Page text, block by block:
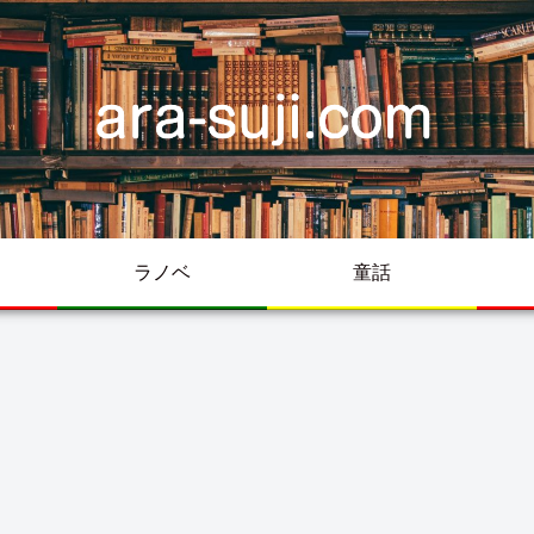
ラノベ 童話